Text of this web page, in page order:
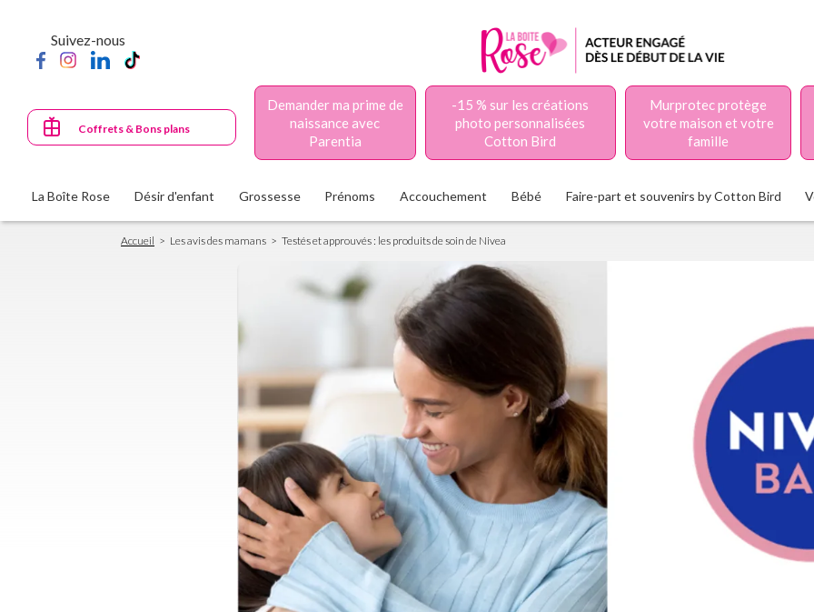
principal
Suivez-nous
Coffrets & Bons plans
Demander ma prime de
naissance avec
Parentia
-15 % sur les créations
photo personnalisées
Cotton Bird
Murprotec protège
votre maison et votre
famille
La Boîte Rose Désir d'enfant Grossesse Prénoms Accouchement Bébé Faire-part et souvenirs by Cotton Bird
Fil
d'Ariane
Accueil Les avis des mamans Testés et approuvés : les produits de soin de Nivea